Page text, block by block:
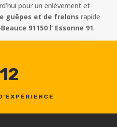
pour un enlèvement et
guêpes et de frelons rapide
91150 l’ Essonne 91.
12